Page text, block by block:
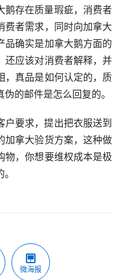
鹅存在质量瑕疵，消费者
费者需求，同时向加拿大
品确实是加拿大鹅方面的
还应该对消费者解释，并
，真品是如何认定的，质
的邮件是怎么回复的。
户要求，提出把衣服送到
加拿大验货方案，这种做
物，你想要维权成本是极
微海报